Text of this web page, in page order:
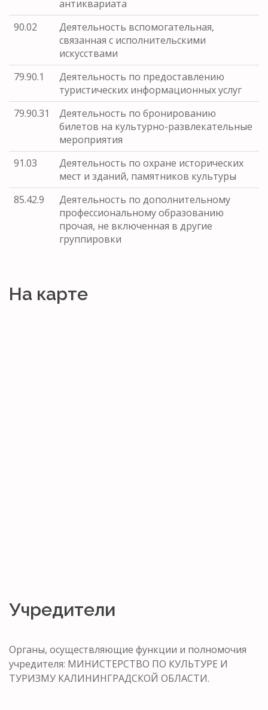
антиквариата
90.02
Деятельность вспомогательная,
связанная с исполнительскими
искусствами
79.90.1
Деятельность по предоставлению
туристических информационных услуг
79.90.31
Деятельность по бронированию
билетов на культурно-развлекательные
мероприятия
91.03
Деятельность по охране исторических
мест и зданий, памятников культуры
85.42.9
Деятельность по дополнительному
профессиональному образованию
прочая, не включенная в другие
группировки
На карте
Учредители
Органы, осуществляющие функции и полномочия
учредителя: МИНИСТЕРСТВО ПО КУЛЬТУРЕ И
ТУРИЗМУ КАЛИНИНГРАДСКОЙ ОБЛАСТИ.